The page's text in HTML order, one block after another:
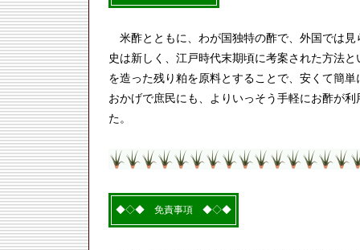
米酢とともに、わが国独特の酢で、外国では見
史は新しく、江戸時代末期頃に考案された方法
を造った残り粕を原料とすることで、安くて簡
おかげで庶民にも、よりいっそう手軽にお酢が
た。
◆◇◆ 免責事項 ◆◇◆